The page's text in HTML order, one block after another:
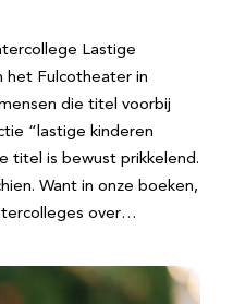
Lastige
het Fulcotheater in
die titel voorbij
“lastige kinderen
titel is bewust prikkelend.
Want in onze boeken,
over…